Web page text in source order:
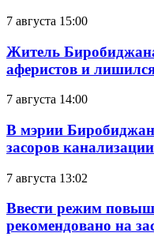
7 августа 15:00
Житель
аферистов и
7 августа 14:00
В мэрии
засоров канализации
7 августа 13:02
Ввести режим
рекомендовано на